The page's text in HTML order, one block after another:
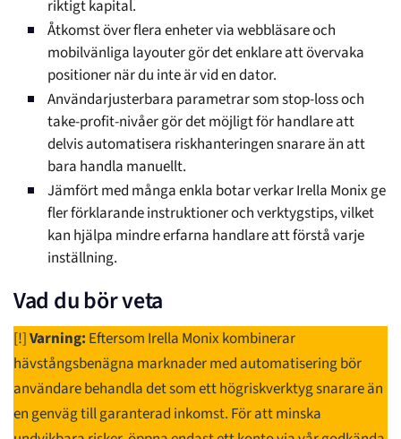
riktigt kapital.
Åtkomst över flera enheter via webbläsare och
mobilvänliga layouter gör det enklare att övervaka
positioner när du inte är vid en dator.
Användarjusterbara parametrar som stop-loss och
take-profit-nivåer gör det möjligt för handlare att
delvis automatisera riskhanteringen snarare än att
bara handla manuellt.
Jämfört med många enkla botar verkar Irella Monix ge
fler förklarande instruktioner och verktygstips, vilket
kan hjälpa mindre erfarna handlare att förstå varje
inställning.
Vad du bör veta
[!]Varning: Eftersom Irella Monix kombinerar
hävstångsbenägna marknader med automatisering bör
användare behandla det som ett högriskverktyg snarare än
en genväg till garanterad inkomst. För att minska